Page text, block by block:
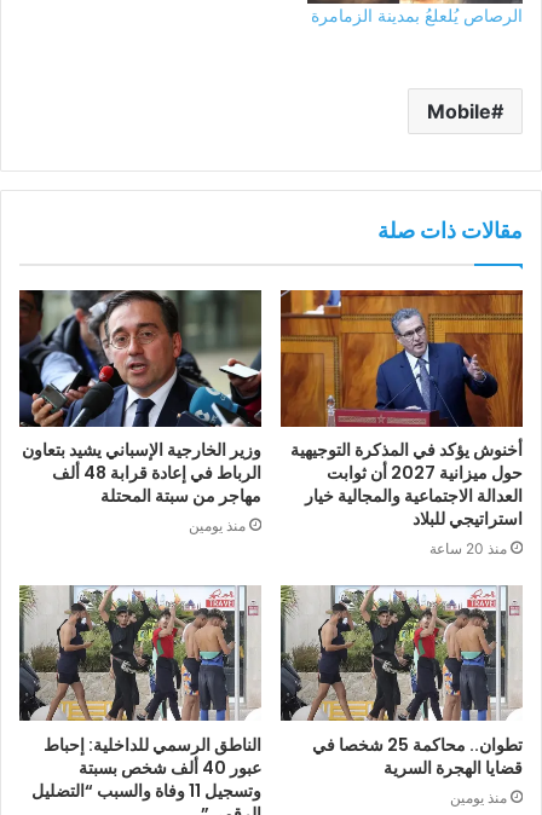
الرصاص يُلعلعُ بمدينة الزمامرة
Mobile
مقالات ذات صلة
أخنوش يؤكد في المذكرة التوجيهية
حول ميزانية 2027 أن ثوابت
العدالة الاجتماعية والمجالية خيار
استراتيجي للبلاد
منذ 20 ساعة
وزير الخارجية الإسباني يشيد بتعاون
الرباط في إعادة قرابة 48 ألف
مهاجر من سبتة المحتلة
منذ يومين
تطوان.. محاكمة 25 شخصا في
قضايا الهجرة السرية
منذ يومين
الناطق الرسمي للداخلية: إحباط
عبور 40 ألف شخص بسبتة
وتسجيل 11 وفاة والسبب “التضليل